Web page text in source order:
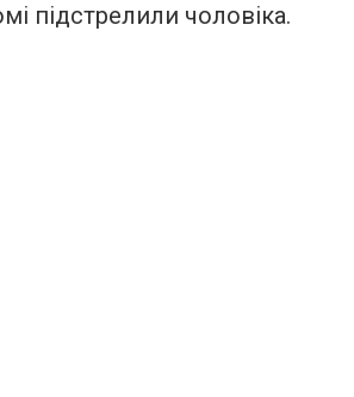
підстрелили чоловіка.